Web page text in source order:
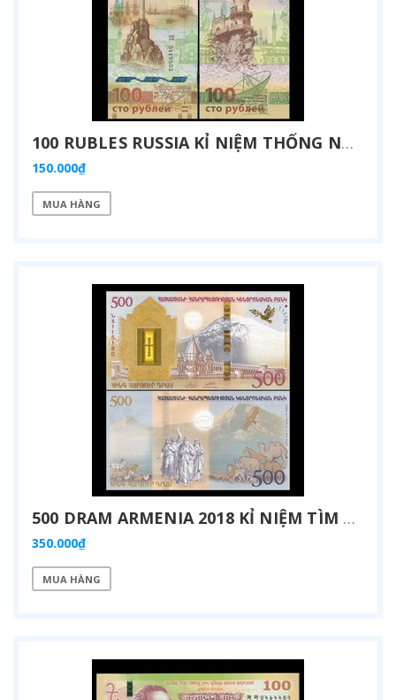
100 RUBLES RUSSIA KỈ NIỆM THỐNG NHẤT CRIMEA VỚI NGA 2015
150.000₫
MUA HÀNG
500 DRAM ARMENIA 2018 KỈ NIỆM TÌM THẤY CON TÀU NOAH
350.000₫
MUA HÀNG